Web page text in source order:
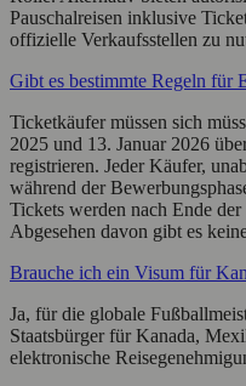
Pauschalreisen inklusive
offizielle Verkaufsstellen zu
Gibt es bestimmte Regeln für
Ticketkäufer müssen sich
2025 und 13. Januar 2026
registrieren. Jeder Käufer,
während der
Tickets werden nach Ende
Abgesehen davon gibt es
Brauche ich ein Visum für
Ja, für die globale
Staatsbürger für Kanada,
elektronische